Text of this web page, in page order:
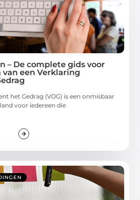
– De complete gids voor
van een Verklaring
het Gedrag (VOG) is een onmisbaar
voor iedereen die